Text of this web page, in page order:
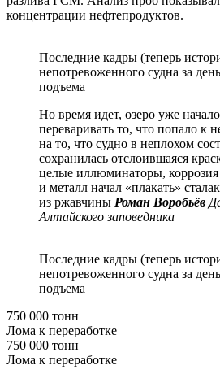
концентрации нефтепродуктов.
Последние кадры (теперь
непотревоженного судна за
подъема
Но время идет, озеро уже
переваривать то, что попало к
на то, что судно в неплохом
сохранилась отслоившаяся
целые иллюминаторы, коррозия
и металл начал «плакать»
из ржавчины Роман Воробьёв
Алтайского заповедника
Последние кадры (теперь
непотревоженного судна за
подъема
750 000 тонн
Лома к переработке
750 000 тонн
Лома к переработке